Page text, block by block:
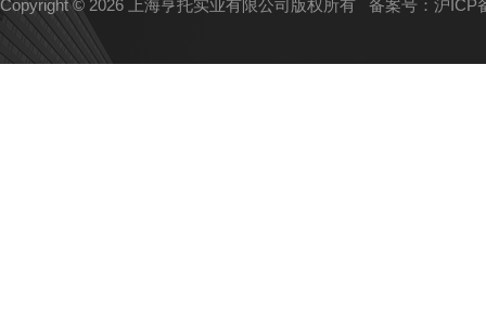
Copyright © 2026 上海亨托实业有限公司版权所有 备案号：沪ICP